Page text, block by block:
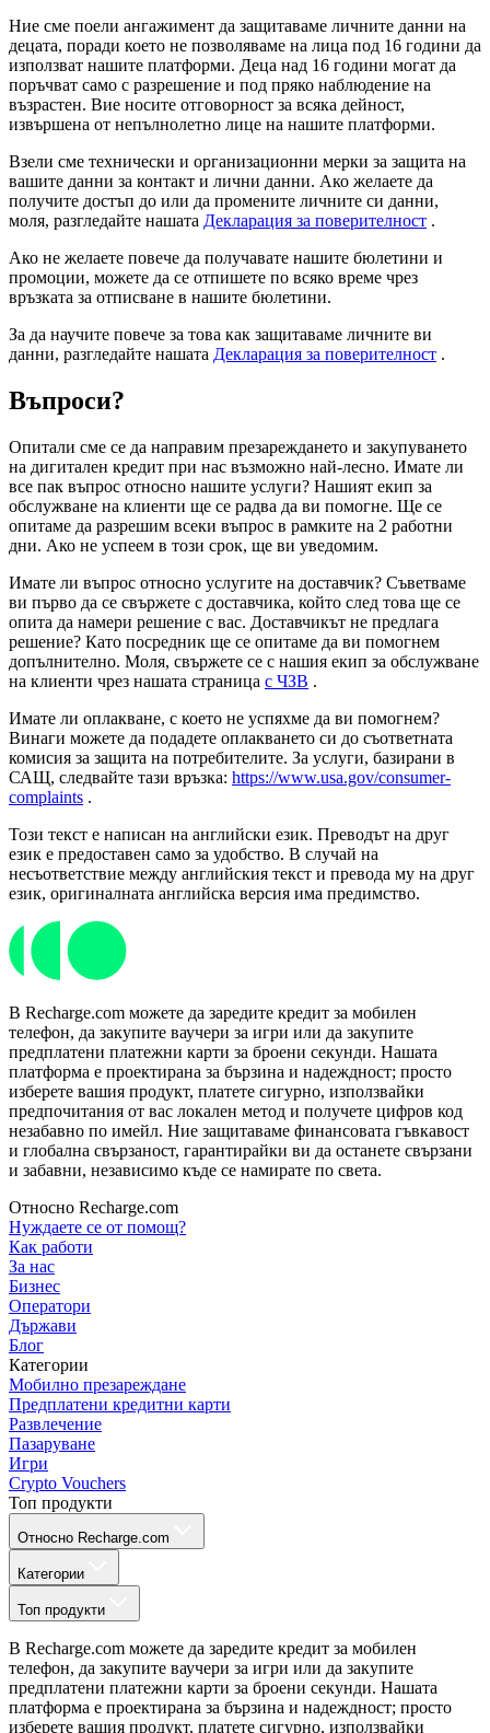
Ние сме поели ангажимент да защитаваме личните данни на
децата, поради което не позволяваме на лица под 16 години да
използват нашите платформи. Деца над 16 години могат да
поръчват само с разрешение и под пряко наблюдение на
възрастен. Вие носите отговорност за всяка дейност,
извършена от непълнолетно лице на нашите платформи.
Взели сме технически и организационни мерки за защита на
вашите данни за контакт и лични данни. Ако желаете да
получите достъп до или да промените личните си данни,
моля, разгледайте нашата Декларация за поверителност .
Ако не желаете повече да получавате нашите бюлетини и
промоции, можете да се отпишете по всяко време чрез
връзката за отписване в нашите бюлетини.
За да научите повече за това как защитаваме личните ви
данни, разгледайте нашата Декларация за поверителност .
Въпроси?
Опитали сме се да направим презареждането и закупуването
на дигитален кредит при нас възможно най-лесно. Имате ли
все пак въпрос относно нашите услуги? Нашият екип за
обслужване на клиенти ще се радва да ви помогне. Ще се
опитаме да разрешим всеки въпрос в рамките на 2 работни
дни. Ако не успеем в този срок, ще ви уведомим.
Имате ли въпрос относно услугите на доставчик? Съветваме
ви първо да се свържете с доставчика, който след това ще се
опита да намери решение с вас. Доставчикът не предлага
решение? Като посредник ще се опитаме да ви помогнем
допълнително. Моля, свържете се с нашия екип за обслужване
на клиенти чрез нашата страница с ЧЗВ .
Имате ли оплакване, с което не успяхме да ви помогнем?
Винаги можете да подадете оплакването си до съответната
комисия за защита на потребителите. За услуги, базирани в
САЩ, следвайте тази връзка: https://www.usa.gov/consumer-
complaints .
Този текст е написан на английски език. Преводът на друг
език е предоставен само за удобство. В случай на
несъответствие между английския текст и превода му на друг
език, оригиналната английска версия има предимство.
В Recharge.com можете да заредите кредит за мобилен
телефон, да закупите ваучери за игри или да закупите
предплатени платежни карти за броени секунди. Нашата
платформа е проектирана за бързина и надеждност; просто
изберете вашия продукт, платете сигурно, използвайки
предпочитания от вас локален метод и получете цифров код
незабавно по имейл. Ние защитаваме финансовата гъвкавост
и глобална свързаност, гарантирайки ви да останете свързани
и забавни, независимо къде се намирате по света.
Относно Recharge.com
Нуждаете се от помощ?
Как работи
За нас
Бизнес
Оператори
Държави
Блог
Категории
Мобилно презареждане
Предплатени кредитни карти
Развлечение
Пазаруване
Игри
Crypto Vouchers
Топ продукти
Относно Recharge.com
Категории
Топ продукти
В Recharge.com можете да заредите кредит за мобилен
телефон, да закупите ваучери за игри или да закупите
предплатени платежни карти за броени секунди. Нашата
платформа е проектирана за бързина и надеждност; просто
изберете вашия продукт, платете сигурно, използвайки